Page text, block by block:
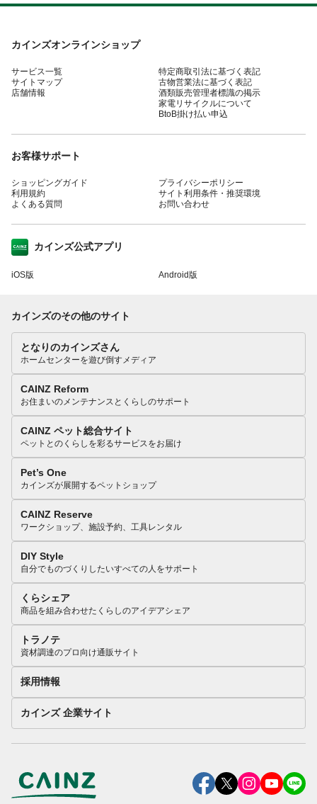
カインズオンラインショップ
サービス一覧
サイトマップ
店舗情報
特定商取引法に基づく表記
古物営業法に基づく表記
酒類販売管理者標識の掲示
家電リサイクルについて
BtoB掛け払い申込
お客様サポート
ショッピングガイド
利用規約
よくある質問
プライバシーポリシー
サイト利用条件・推奨環境
お問い合わせ
カインズ公式アプリ
iOS版 Android版
カインズのその他のサイト
となりのカインズさん
ホームセンターを遊び倒すメディア
CAINZ Reform
お住まいのメンテナンスとくらしのサポート
CAINZ ペット総合サイト
ペットとのくらしを彩るサービスをお届け
Pet’s One
カインズが展開するペットショップ
CAINZ Reserve
ワークショップ、施設予約、工具レンタル
DIY Style
自分でものづくりしたいすべての人をサポート
くらシェア
商品を組み合わせたくらしのアイデアシェア
トラノテ
資材調達のプロ向け通販サイト
採用情報
カインズ 企業サイト